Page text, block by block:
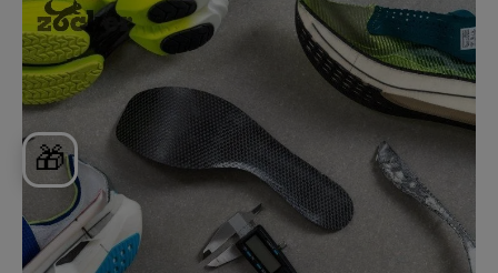
🎁
đây Zocker sẽ chia sẻ với các bạn về 5 Dấu hiệu đôi giày
chạy bộ của bạn đã “chết foam”. Qua đó cùng hiểu hơn về
sản phẩm này cũng như cách chọn và sử dụng đúng cách
để nâng cao hiệu quả nhé.